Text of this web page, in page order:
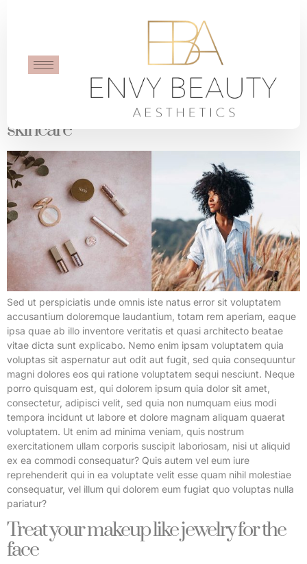
Tag:Organic
Glowing skin is a result of proper
skincare
Sed ut perspiciatis unde omnis iste natus error sit voluptatem
accusantium doloremque laudantium, totam rem aperiam, eaque
ipsa quae ab illo inventore veritatis et quasi architecto beatae
vitae dicta sunt explicabo. Nemo enim ipsam voluptatem quia
voluptas sit aspernatur aut odit aut fugit, sed quia consequuntur
magni dolores eos qui ratione voluptatem sequi nesciunt. Neque
porro quisquam est, qui dolorem ipsum quia dolor sit amet,
consectetur, adipisci velit, sed quia non numquam eius modi
tempora incidunt ut labore et dolore magnam aliquam quaerat
voluptatem. Ut enim ad minima veniam, quis nostrum
exercitationem ullam corporis suscipit laboriosam, nisi ut aliquid
ex ea commodi consequatur? Quis autem vel eum iure
reprehenderit qui in ea voluptate velit esse quam nihil molestiae
consequatur, vel illum qui dolorem eum fugiat quo voluptas nulla
pariatur?
Treat your makeup like jewelry for the
face